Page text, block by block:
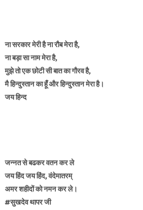
ना सरकार मेरी है ना रौब मेरा है,
ना बड़ा सा नाम मेरा है,
मुझे तो एक छोटी सी बात का गौरव है,
मै हिन्दुस्तान का हूँ और हिन्दुस्तान मेरा है।
जय हिन्द
जन्नत से बढकर वतन कर ले
जय हिंद जय हिंद, वंदेमातरम्
अमर शहीदों को नमन कर ले।
#सुखदेव थापर जी